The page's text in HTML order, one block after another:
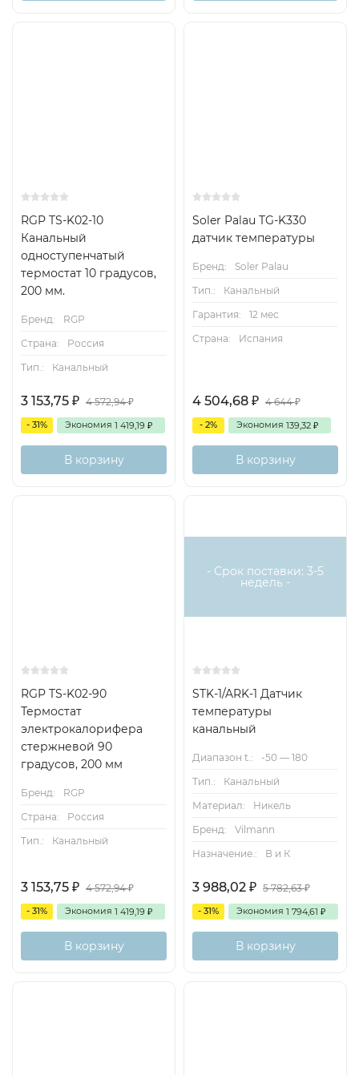
RGP TS-K02-10
Канальный
одноступенчатый
термостат 10 градусов,
200 мм.
Бренд:
RGP
Страна:
Россия
Тип.:
Канальный
3 153,75 ₽ 4 572,94₽
- 31% Экономия 1 419,19 ₽
В корзину
Soler Palau TG-K330
датчик температуры
Бренд:
Soler Palau
Тип.:
Канальный
Гарантия:
12 мес
Страна:
Испания
4 504,68 ₽ 4 644₽
- 2% Экономия 139,32 ₽
В корзину
RGP TS-K02-90
Термостат
электрокалорифера
стержневой 90
градусов, 200 мм
Бренд:
RGP
Страна:
Россия
Тип.:
Канальный
3 153,75 ₽ 4 572,94₽
- 31% Экономия 1 419,19 ₽
В корзину
- Срок поставки: 3-5
недель -
STK-1/ARK-1 Датчик
температуры
канальный
Диапазон t.:
-50 — 180
Тип.:
Канальный
Материал:
Никель
Бренд:
Vilmann
Назначение.:
В и К
3 988,02 ₽ 5 782,63₽
- 31% Экономия 1 794,61 ₽
В корзину